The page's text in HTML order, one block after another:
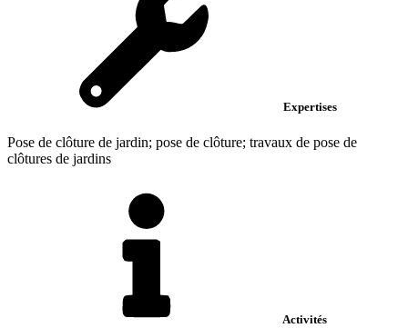
Expertises
Pose de clôture de jardin; pose de clôture; travaux de pose de
clôtures de jardins
Activités